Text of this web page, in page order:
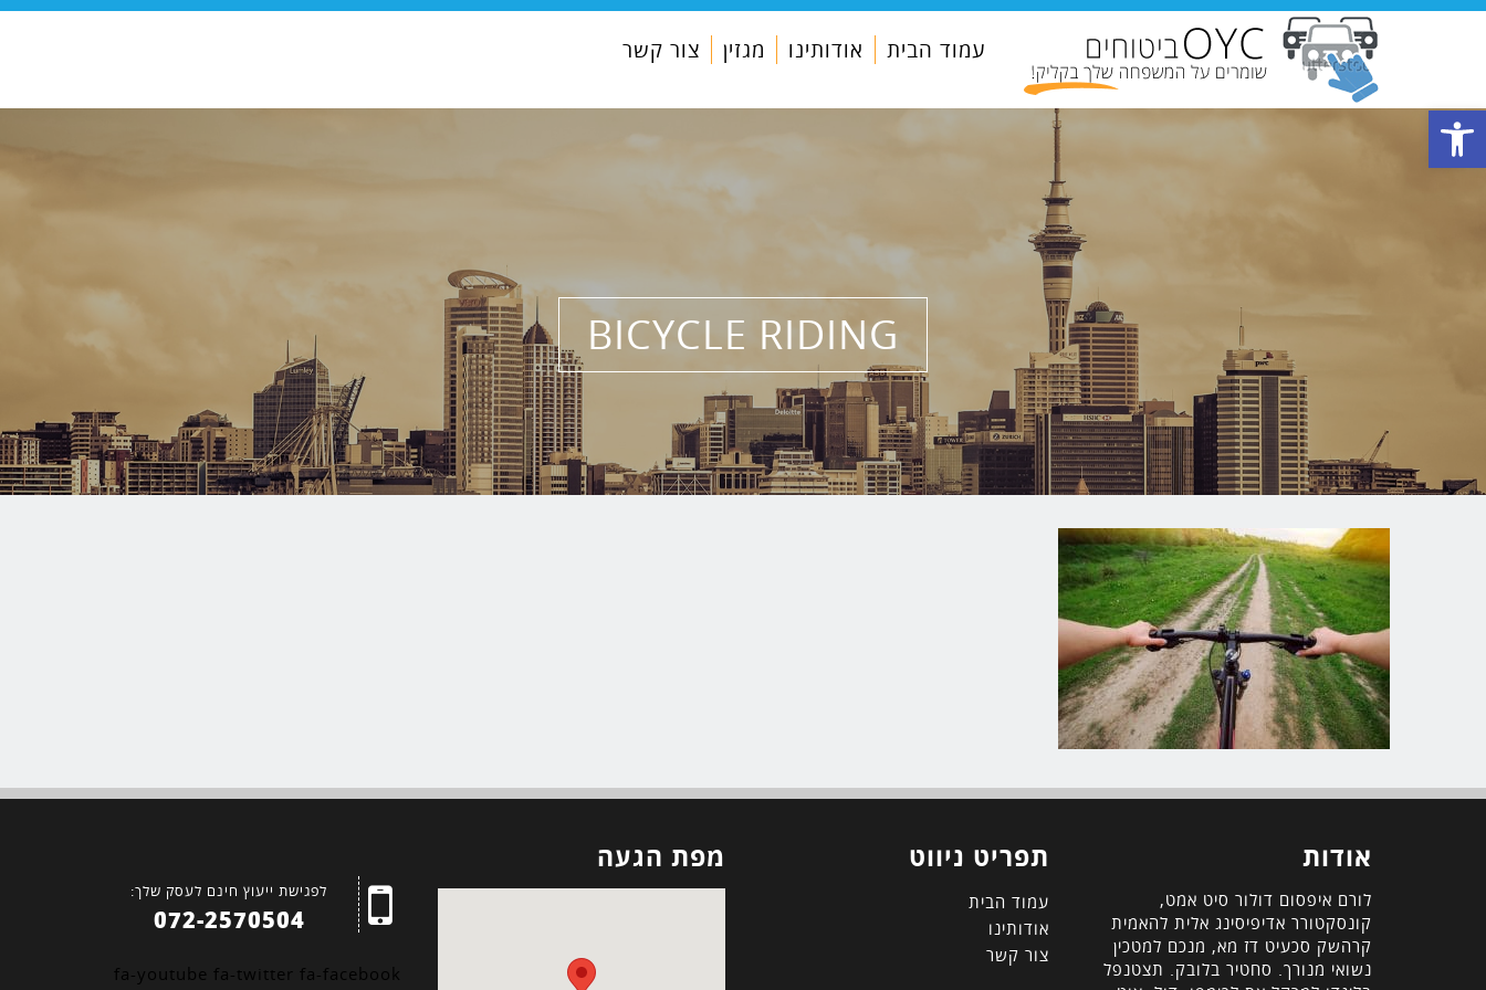
פתח סרגל נגישות
עמוד הבית אודותינו מגזין צור קשר
BICYCLE RIDING
אודות
לורם איפסום דולור סיט אמט,
קונסקטורר אדיפיסינג אלית להאמית
קרהשק סכעיט דז מא, מנכם למטכין
נשואי מנורך. סחטיר בלובק. תצטנפל
תפריט ניווט
עמוד הבית
אודותינו
צור קשר
מפת הגעה
לפגישת ייעוץ חינם לעסק שלך:
072-2570504תבנית
5
fa-facebook
fa-twitter
fa-youtube